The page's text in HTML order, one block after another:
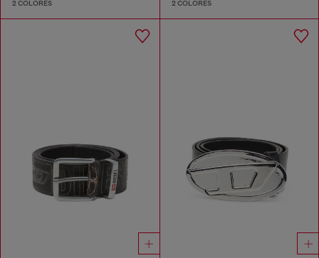
2 COLORES 2 COLORES